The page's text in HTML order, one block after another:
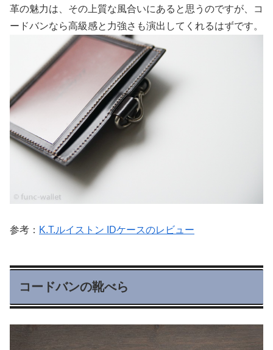
革の魅力は、その上質な風合いにあると思うのですが、コ
ードバンなら高級感と力強さも演出してくれるはずです。
参考： K.T.ルイストン IDケースのレビュー
コードバンの靴べら